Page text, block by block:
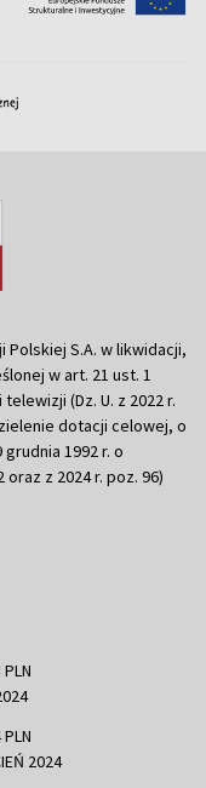
S.A. w likwidacji,
w art. 21 ust. 1
(Dz. U. z 2022 r.
dotacji celowej, o
1992 r. o
z 2024 r. poz. 96)
2024